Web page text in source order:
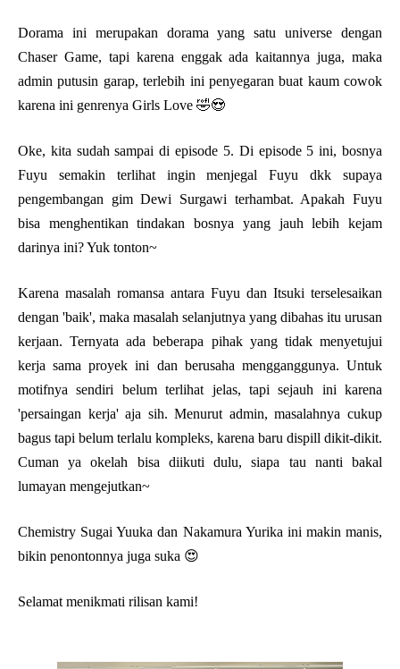
Dorama ini merupakan dorama yang satu universe dengan
Chaser Game, tapi karena enggak ada kaitannya juga, maka
admin putusin garap, terlebih ini penyegaran buat kaum cowok
karena ini genrenya Girls Love 🤣😍
Oke, kita sudah sampai di episode 5. Di episode 5 ini, bosnya
Fuyu semakin terlihat ingin menjegal Fuyu dkk supaya
pengembangan gim Dewi Surgawi terhambat. Apakah Fuyu
bisa menghentikan tindakan bosnya yang jauh lebih kejam
darinya ini? Yuk tonton~
Karena masalah romansa antara Fuyu dan Itsuki terselesaikan
dengan 'baik', maka masalah selanjutnya yang dibahas itu urusan
kerjaan. Ternyata ada beberapa pihak yang tidak menyetujui
kerja sama proyek ini dan berusaha mengganggunya. Untuk
motifnya sendiri belum terlihat jelas, tapi sejauh ini karena
'persaingan kerja' aja sih. Menurut admin, masalahnya cukup
bagus tapi belum terlalu kompleks, karena baru dispill dikit-dikit.
Cuman ya okelah bisa diikuti dulu, siapa tau nanti bakal
lumayan mengejutkan~
Chemistry Sugai Yuuka dan Nakamura Yurika ini makin manis,
bikin penontonnya juga suka 😍
Selamat menikmati rilisan kami!